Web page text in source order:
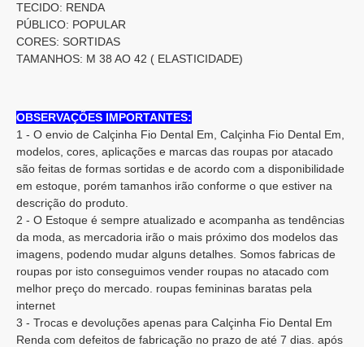
TECIDO: RENDA
PÚBLICO: POPULAR
CORES: SORTIDAS
TAMANHOS: M 38 AO 42 ( ELASTICIDADE)
OBSERVAÇÕES IMPORTANTES:
1 - O envio de Calçinha Fio Dental Em, Calçinha Fio Dental Em,
modelos, cores, aplicações e marcas das roupas por atacado
são feitas de formas sortidas e de acordo com a disponibilidade
em estoque, porém tamanhos irão conforme o que estiver na
descrição do produto.
2 - O Estoque é sempre atualizado e acompanha as tendências
da moda, as mercadoria irão o mais próximo dos modelos das
imagens, podendo mudar alguns detalhes. Somos fabricas de
roupas por isto conseguimos vender roupas no atacado com
melhor preço do mercado. roupas femininas baratas pela
internet
3 - Trocas e devoluções apenas para Calçinha Fio Dental Em
Renda com defeitos de fabricação no prazo de até 7 dias. após